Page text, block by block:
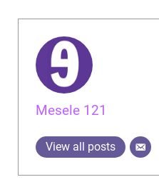
Mesele 121
View all posts